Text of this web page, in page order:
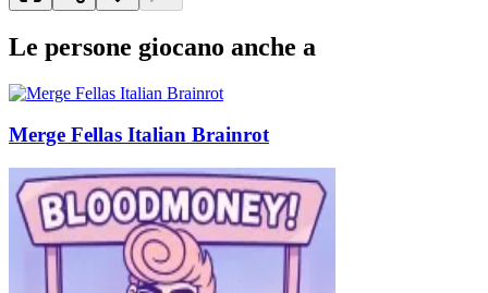
Le persone giocano anche a
Merge Fellas Italian Brainrot